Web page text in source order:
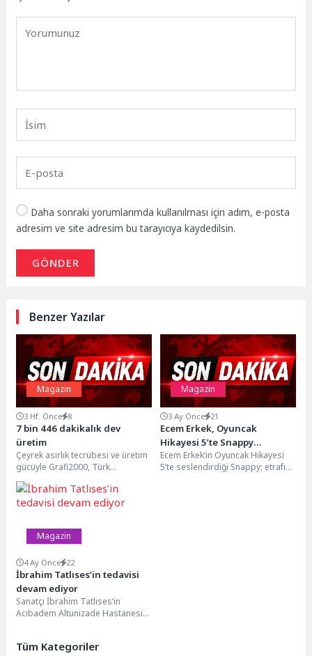
Daha sonraki yorumlarımda kullanılması için adım, e-posta
adresim ve site adresim bu tarayıcıya kaydedilsin.
GÖNDER
Benzer Yazılar
Magazin
3 Hf. Önce 8
7 bin 446 dakikalık dev
üretim
Çeyrek asırlık tecrübesi ve üretim
gücüyle Grafi2000, Türk
animasyonuna yön vermeyi
sürdürüyor.Varol Yaşaroğlu'nun
kurucusu olduğu...
Magazin
3 Ay Önce 21
Ecem Erkek, Oyuncak
Hikayesi 5’te Snappy
Karakterini Seslendirdi
Ecem Erkek’in Oyuncak Hikayesi
5’te seslendirdiği Snappy; etrafına
Magazin
4 Ay Önce 22
İbrahim Tatlıses’in tedavisi
devam ediyor
Sanatçı İbrahim Tatlıses’in
Acıbadem Altunizade Hastanesi
Nisan...
Tüm Kategoriler